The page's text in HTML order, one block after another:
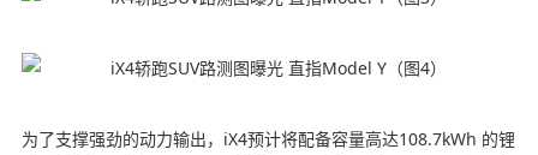
为了支撑强劲的动力输出，iX4预计将配备容量高达108.7kWh 的锂